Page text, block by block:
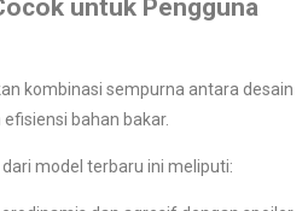
untuk Pengguna
kombinasi sempurna antara desain
bahan bakar.
model terbaru ini meliputi: